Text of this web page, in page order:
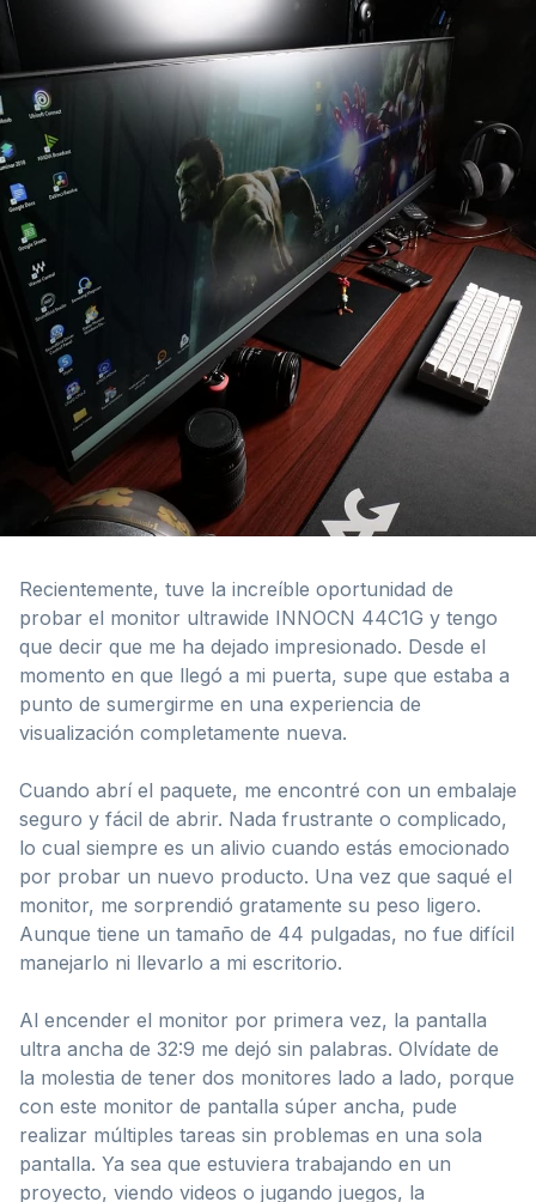
Recientemente, tuve la increíble oportunidad de
probar el monitor ultrawide INNOCN 44C1G y tengo
que decir que me ha dejado impresionado. Desde el
momento en que llegó a mi puerta, supe que estaba a
punto de sumergirme en una experiencia de
visualización completamente nueva.
Cuando abrí el paquete, me encontré con un embalaje
seguro y fácil de abrir. Nada frustrante o complicado,
lo cual siempre es un alivio cuando estás emocionado
por probar un nuevo producto. Una vez que saqué el
monitor, me sorprendió gratamente su peso ligero.
Aunque tiene un tamaño de 44 pulgadas, no fue difícil
manejarlo ni llevarlo a mi escritorio.
Al encender el monitor por primera vez, la pantalla
ultra ancha de 32:9 me dejó sin palabras. Olvídate de
la molestia de tener dos monitores lado a lado, porque
con este monitor de pantalla súper ancha, pude
realizar múltiples tareas sin problemas en una sola
pantalla. Ya sea que estuviera trabajando en un
proyecto, viendo videos o jugando juegos, la